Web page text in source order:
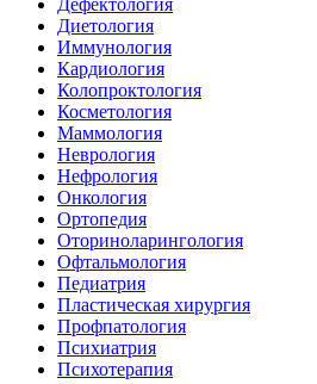
Диетология
Иммунология
Кардиология
Колопроктология
Косметология
Маммология
Неврология
Нефрология
Онкология
Ортопедия
Оториноларингология
Офтальмология
Педиатрия
Пластическая хирургия
Профпатология
Психиатрия
Психотерапия